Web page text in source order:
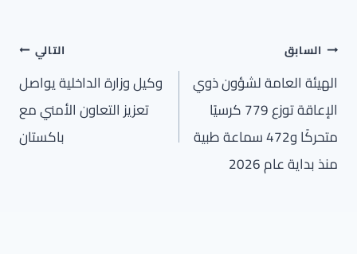
تصفّح
المقالات
السابق
الهيئة العامة لشؤون ذوي
الإعاقة توزع 779 كرسيًا
متحركًا و472 سماعة طبية
منذ بداية عام 2026
التالي
وكيل وزارة الداخلية يواصل
تعزيز التعاون الأمني مع
باكستان